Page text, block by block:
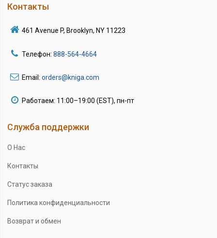
Контакты
461 Avenue P, Brooklyn, NY 11223
Телефон: 888-564-4664
Email: orders@kniga.com
Работаем: 11:00–19:00 (EST), пн-пт
Служба поддержки
О Нас
Контакты
Статус заказа
Политика конфиденциальности
Возврат и обмен